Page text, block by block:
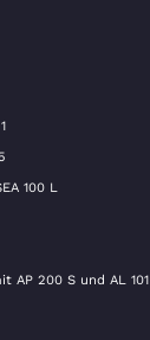
100 L
AP 200 S und AL 101